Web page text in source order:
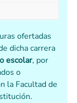
ofertadas
dicha carrera
escolar, por
o
la Facultad de